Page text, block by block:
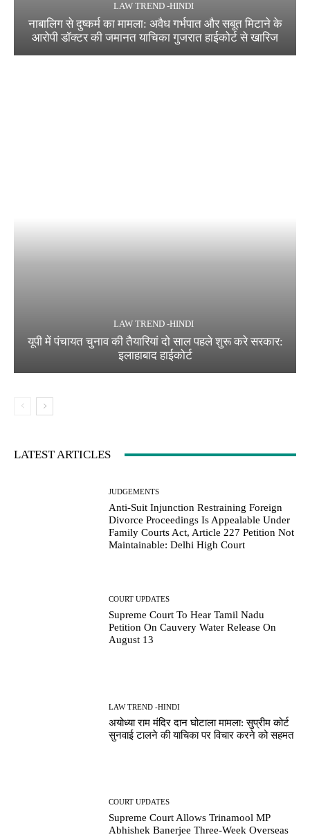
LAW TREND -HINDI
नाबालिग से दुष्कर्म का मामला: अवैध गर्भपात और सबूत मिटाने के
आरोपी डॉक्टर की जमानत याचिका गुजरात हाईकोर्ट से खारिज
LAW TREND -HINDI
यूपी में पंचायत चुनाव की तैयारियां दो साल पहले शुरू करे सरकार:
इलाहाबाद हाईकोर्ट
LATEST ARTICLES
JUDGEMENTS
Anti-Suit Injunction Restraining Foreign
Divorce Proceedings Is Appealable Under
Family Courts Act, Article 227 Petition Not
Maintainable: Delhi High Court
COURT UPDATES
Supreme Court To Hear Tamil Nadu
Petition On Cauvery Water Release On
August 13
LAW TREND -HINDI
अयोध्या राम मंदिर दान घोटाला मामला: सुप्रीम कोर्ट
सुनवाई टालने की याचिका पर विचार करने को सहमत
COURT UPDATES
Supreme Court Allows Trinamool MP
Abhishek Banerjee Three-Week Overseas